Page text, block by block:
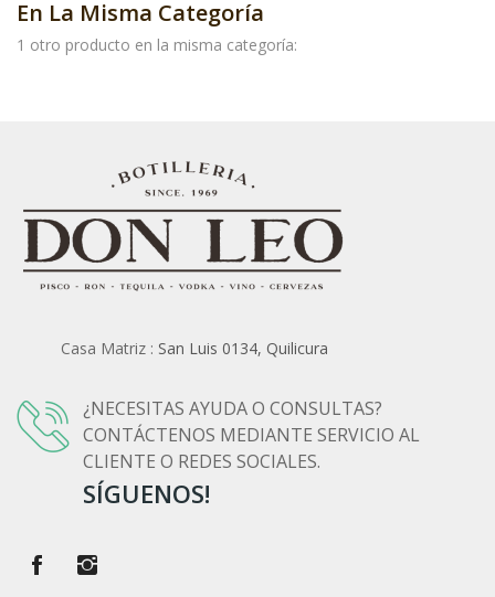
En La Misma Categoría
1 otro producto en la misma categoría:
Casa Matriz : San Luis 0134, Quilicura
¿NECESITAS AYUDA O CONSULTAS?
CONTÁCTENOS MEDIANTE SERVICIO AL
CLIENTE O REDES SOCIALES.
SÍGUENOS!